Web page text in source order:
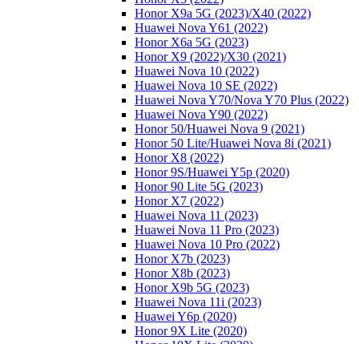
Honor X9a 5G (2023)/Х40 (2022)
Huawei Nova Y61 (2022)
Honor X6a 5G (2023)
Honor X9 (2022)/Х30 (2021)
Huawei Nova 10 (2022)
Huawei Nova 10 SE (2022)
Huawei Nova Y70/Nova Y70 Plus (2022)
Huawei Nova Y90 (2022)
Honor 50/Huawei Nova 9 (2021)
Honor 50 Lite/Huawei Nova 8i (2021)
Honor X8 (2022)
Honor 9S/Huawei Y5p (2020)
Honor 90 Lite 5G (2023)
Honor X7 (2022)
Huawei Nova 11 (2023)
Huawei Nova 11 Pro (2023)
Huawei Nova 10 Pro (2022)
Honor X7b (2023)
Honor X8b (2023)
Honor X9b 5G (2023)
Huawei Nova 11i (2023)
Huawei Y6p (2020)
Honor 9X Lite (2020)